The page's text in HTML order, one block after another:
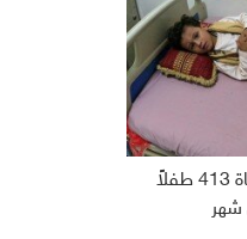
الصحة العالمية تعلن وفاة 413 طفلاً
شهر